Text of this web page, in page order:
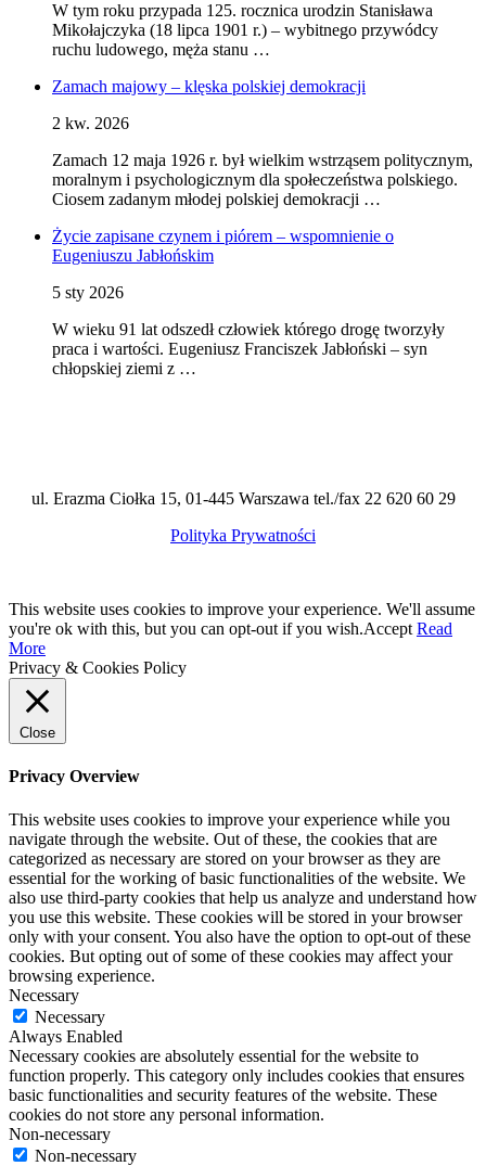
W tym roku przypada 125. rocznica urodzin Stanisława
Mikołajczyka (18 lipca 1901 r.) – wybitnego przywódcy
ruchu ludowego, męża stanu …
Zamach majowy – klęska polskiej demokracji
2 kw. 2026
Zamach 12 maja 1926 r. był wielkim wstrząsem politycznym,
moralnym i psychologicznym dla społeczeństwa polskiego.
Ciosem zadanym młodej polskiej demokracji …
Życie zapisane czynem i piórem – wspomnienie o
Eugeniuszu Jabłońskim
5 sty 2026
W wieku 91 lat odszedł człowiek którego drogę tworzyły
praca i wartości. Eugeniusz Franciszek Jabłoński – syn
chłopskiej ziemi z …
ul. Erazma Ciołka 15, 01-445 Warszawa tel./fax 22 620 60 29
Polityka Prywatności
This website uses cookies to improve your experience. We'll assume
you're ok with this, but you can opt-out if you wish.Accept Read
More
Privacy & Cookies Policy
Close
Privacy Overview
This website uses cookies to improve your experience while you
navigate through the website. Out of these, the cookies that are
categorized as necessary are stored on your browser as they are
essential for the working of basic functionalities of the website. We
also use third-party cookies that help us analyze and understand how
you use this website. These cookies will be stored in your browser
only with your consent. You also have the option to opt-out of these
cookies. But opting out of some of these cookies may affect your
browsing experience.
Necessary
Necessary
Always Enabled
Necessary cookies are absolutely essential for the website to
function properly. This category only includes cookies that ensures
basic functionalities and security features of the website. These
cookies do not store any personal information.
Non-necessary
Non-necessary